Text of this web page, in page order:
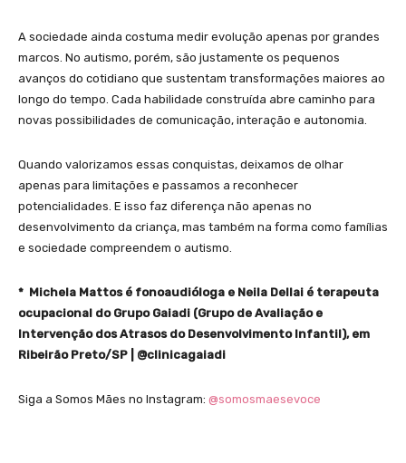
A sociedade ainda costuma medir evolução apenas por grandes
marcos. No autismo, porém, são justamente os pequenos
avanços do cotidiano que sustentam transformações maiores ao
longo do tempo. Cada habilidade construída abre caminho para
novas possibilidades de comunicação, interação e autonomia.
Quando valorizamos essas conquistas, deixamos de olhar
apenas para limitações e passamos a reconhecer
potencialidades. E isso faz diferença não apenas no
desenvolvimento da criança, mas também na forma como famílias
e sociedade compreendem o autismo.
* Michela Mattos é fonoaudióloga e Neila Dellai é terapeuta
ocupacional do Grupo Gaiadi (Grupo de Avaliação e
Intervenção dos Atrasos do Desenvolvimento Infantil), em
Ribeirão Preto/SP | @clinicagaiadi
Siga a Somos Mães no Instagram: @somosmaesevoce